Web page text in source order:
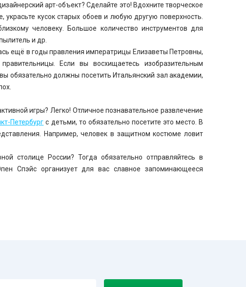
арт-объект? Сделайте это! Вдохните творческое
кусок старых обоев и любую другую поверхность.
человеку. Большое количество инструментов для
и др.
ещё в годы правления императрицы Елизаветы Петровны,
Если вы восхищаетесь изобразительным
обязательно должны посетить Итальянский зал академии,
игры? Легко! Отличное познавательное развлечение
Петербург с детьми, то обязательно посетите это место. В
Например, человек в защитном костюме ловит
столице России? Тогда обязательно отправляйтесь в
Спэйс организует для вас славное запоминающееся